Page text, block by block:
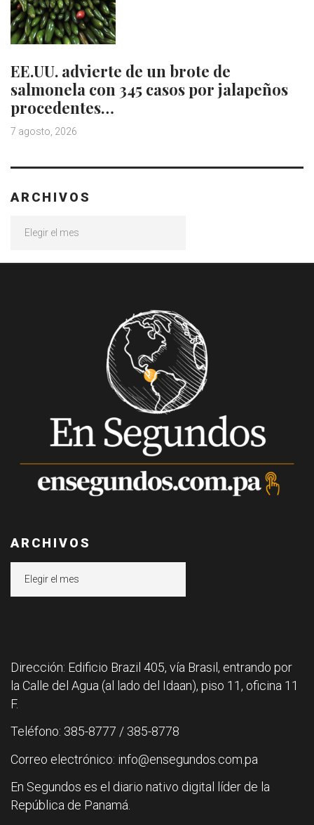
EE.UU. advierte de un brote de
salmonela con 345 casos por jalapeños
procedentes…
7 agosto, 2026
ARCHIVOS
ARCHIVOS
Dirección: Edificio Brazil 405, vía Brasil, entrando por
la Calle del Agua (al lado del Idaan), piso 11, oficina 11
F.
Teléfono: 385-8777 / 385-8778
Correo electrónico: info@ensegundos.com.pa
En Segundos es el diario nativo digital líder de la
República de Panamá.